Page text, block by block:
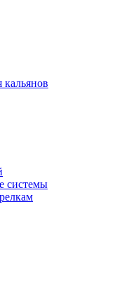
кальянов
системы